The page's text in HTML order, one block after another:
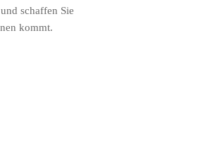
schaffen Sie
kommt.